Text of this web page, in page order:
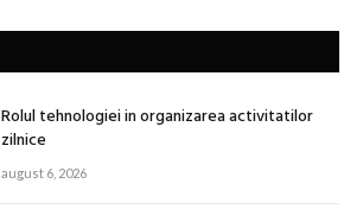
Rolul tehnologiei in organizarea activitatilor
zilnice
august 6, 2026